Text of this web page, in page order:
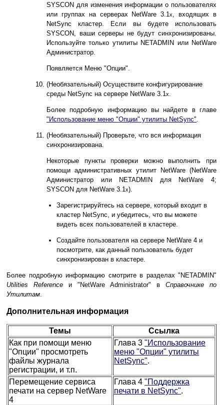
SYSCON для изменения информации о пользователях
или группах на серверах NetWare 3.1x
, входящих в
NetSync кластер. Если вы будете использовать
SYSCON, ваши серверы не будут синхронизированы.
Используйте только утилиты NETADMIN или NetWare
Администратор.
Появляется Меню "Опции".
(Необязательный) Осуществите конфигурирование
среды NetSync на сервере NetWare 3.1x
Более подробную информацию вы найдете в главе
"Использование меню "Опции" утилиты NetSync"
(Необязательный) Проверьте, что вся информация
синхронизирована.
Некоторые пункты проверки можно выполнить при
помощи административных утилит NetWare (NetWare
Администратор или NETADMIN для NetWare 4;
SYSCON для NetWare 3.1x).
Зарегистрируйтесь на сервере, который входит в
кластер NetSync, и убедитесь, что вы можете
видеть всех пользователей в кластере.
Создайте пользователя на сервере NetWare 4 и
посмотрите, как данный пользователь будет
синхронизирован в кластере.
Более подробную информацию смотрите в разделах "NETADMIN"
Utilities Reference и "NetWare Administrator" в Справочнике по
Утилитам
Дополнительная информация
Темы
Ссылка
Как при помощи меню
"Опции" просмотреть
файлы журнала
регистрации, и т.п.
Глава 3 "Использование
меню "Опции" утилиты
NetSync".
Перемещение сервиса
печати на сервер NetWare
4
Глава 4 "Поддержка
печати в NetSync".